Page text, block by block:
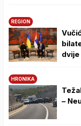
REGION
HRONIKA
–